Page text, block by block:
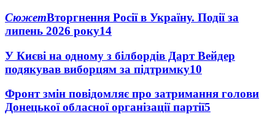
СюжетВторгнення Росії в Україну. Події за
липень 2026 року14
У Києві на одному з білбордів Дарт Вейдер
подякував виборцям за підтримку10
Фронт змін повідомляє про затримання голови
Донецької обласної організації партії5